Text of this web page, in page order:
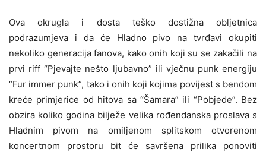
Ova okrugla i dosta teško dostižna obljetnica
podrazumjeva i da će Hladno pivo na tvrđavi okupiti
nekoliko generacija fanova, kako onih koji su se zakačili na
prvi riff “Pjevajte nešto ljubavno” ili vječnu punk energiju
“Fur immer punk”, tako i onih koji kojima povijest s bendom
kreće primjerice od hitova sa “Šamara” ili “Pobjede”. Bez
obzira koliko godina bilježe velika rođendanska proslava s
Hladnim pivom na omiljenom splitskom otvorenom
koncertnom prostoru bit će savršena prilika ponoviti